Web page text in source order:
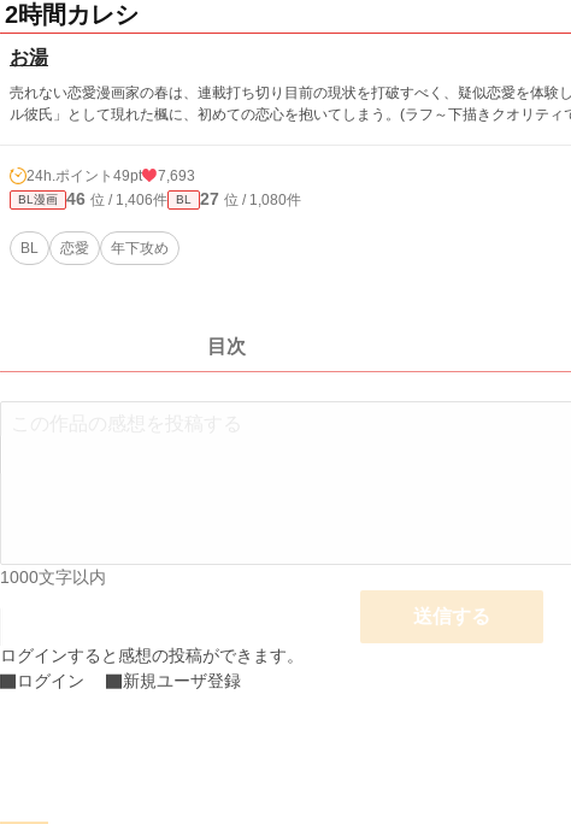
2時間カレシ
お湯
売れない恋愛漫画家の春は、連載打ち切り目前の現状を打破すべく、疑似恋愛を体験
ル彼氏」として現れた楓に、初めての恋心を抱いてしまう。(ラフ～下描きクオリティ
24h.ポイント 49pt 7,693
BL漫画 46 位 / 1,406件 BL 27 位 / 1,080件
BL 恋愛 年下攻め
目次
1000文字以内
送信する
ログインすると感想の投稿ができます。
ログイン
新規ユーザ登録